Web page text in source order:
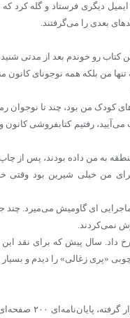
دیگری فرستاد و گله کرد
بعدی را می‌گرفتند.
کتاب رو خوندم بعد از مدتی
من بلکه همه نوجونای کانون
من بود، چند تا نوجوان
رفتیم کتابفروشی کانون و
به من داده بودند، پس از
من خیلی شیرین بود وقتی
ای گاومیش می‌میرد. چند
نمی‌کردند.
رخ داد. سال پیش که برای نقد
چوبی «پری زغالی» را دیدم و
این کار در حوزه دانشگاهی و